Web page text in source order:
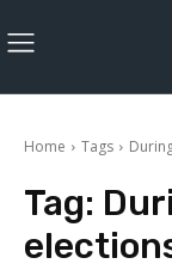
Home Tags
Tag: